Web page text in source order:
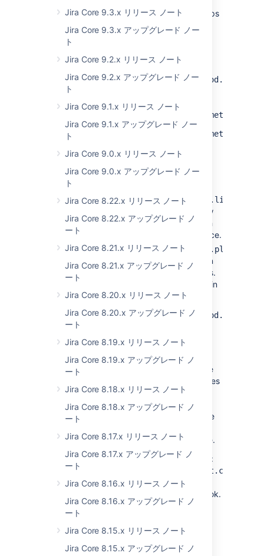
Jira Core 9.3.x リリース ノート
Jira Core 9.3.x アップグレード ノー
ト
Jira Core 9.2.x リリース ノート
Jira Core 9.2.x アップグレード ノー
ト
Jira Core 9.1.x リリース ノート
Jira Core 9.1.x アップグレード ノー
ト
Jira Core 9.0.x リリース ノート
Jira Core 9.0.x アップグレード ノー
ト
Jira Core 8.22.x リリース ノート
Jira Core 8.22.x アップグレード ノ
ート
Jira Core 8.21.x リリース ノート
Jira Core 8.21.x アップグレード ノ
ート
Jira Core 8.20.x リリース ノート
Jira Core 8.20.x アップグレード ノ
ート
Jira Core 8.19.x リリース ノート
Jira Core 8.19.x アップグレード ノ
ート
Jira Core 8.18.x リリース ノート
Jira Core 8.18.x アップグレード ノ
ート
Jira Core 8.17.x リリース ノート
Jira Core 8.17.x アップグレード ノ
ート
Jira Core 8.16.x リリース ノート
Jira Core 8.16.x アップグレード ノ
ート
Jira Core 8.15.x リリース ノート
Jira Core 8.15.x アップグレード ノ
Enabling the properties allows attributing apps
for database usage more accurately and
reduces the impact of the operations on the
instance performance. You can set the
properties before starting Jira or at runtime.
can be set either together with or
independently of
database by identifying a responsible
via the stack trace. The stack trace has the
following properties:
how
farinto the stack trace to look. A much
larger value may affect the performance.
set to falsewill disable the generation
a map
of class names to plugin keys.
This property helps decide which plugin
is which in the stack trace.
true
database by deciding which plugin is
The class context is similar to the stack trace
but more accurate. The class context provides
access to the loaded class and not just the
class name. Thus, we can see which plugin
loaded the class even if multiple plugins have
method is more efficient than the stack trace.
The class context has the following property:
with the default value 10 . The property
indicates how far into the class context to look.
A much larger value may affect the
performance.
アプリケーション メトリックの詳細を確認